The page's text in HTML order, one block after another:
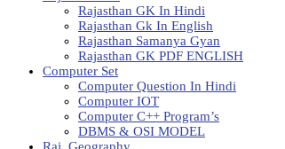
Rajasthan GK In Hindi
Rajasthan Gk In English
Rajasthan Samanya Gyan
Rajasthan GK PDF ENGLISH
Computer Set
Computer Question In Hindi
Computer IOT
Computer C++ Program’s
DBMS & OSI MODEL